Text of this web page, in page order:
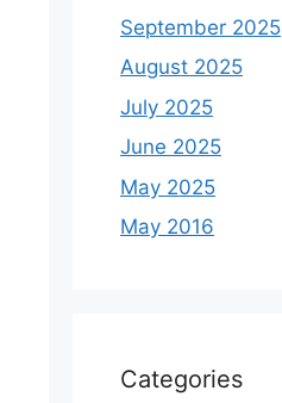
September 2025
August 2025
July 2025
June 2025
May 2025
May 2016
Categories